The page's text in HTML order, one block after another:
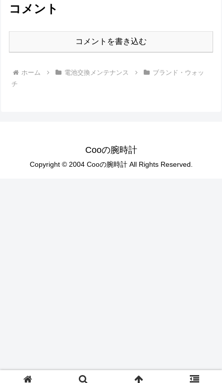
コメント
コメントを書き込む
ホーム 電池交換メンテナンス
ブランド・ウォッ
チ
Cooの腕時計
Copyright © 2004 Cooの腕時計 All Rights Reserved.